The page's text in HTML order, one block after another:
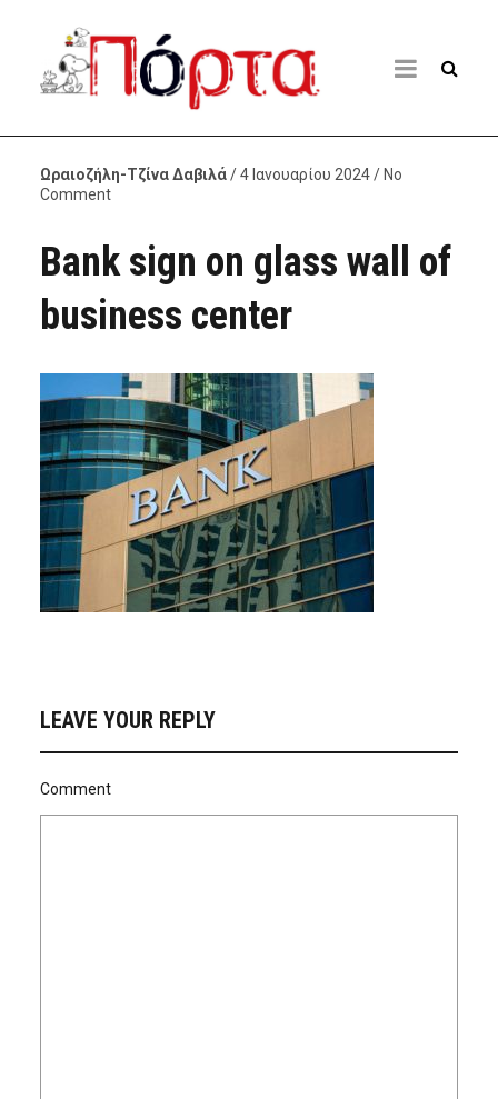
Ωραιοζήλη-Τζίνα Δαβιλά/ 4 Ιανουαρίου 2024 / No
Comment
Bank sign on glass wall of
business center
LEAVE YOUR REPLY
Comment